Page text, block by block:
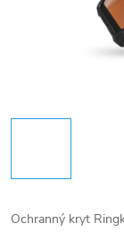
Ochranný kryt